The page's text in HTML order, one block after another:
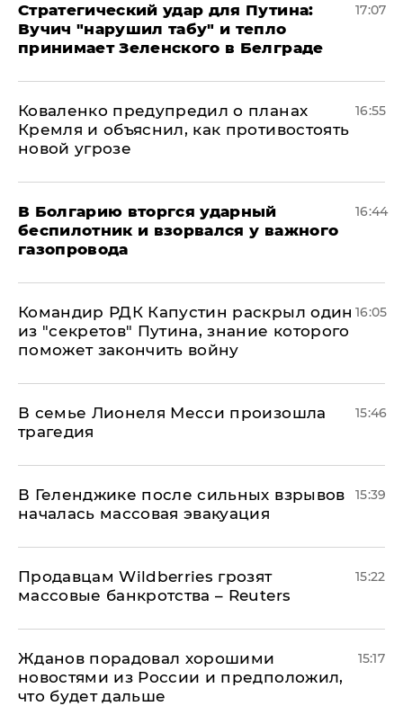
Стратегический удар для Путина:
Вучич "нарушил табу" и тепло
принимает Зеленского в Белграде
17:07
Коваленко предупредил о планах
Кремля и объяснил, как противостоять
новой угрозе
16:55
В Болгарию вторгся ударный
беспилотник и взорвался у важного
газопровода
16:44
Командир РДК Капустин раскрыл один
из "секретов" Путина, знание которого
поможет закончить войну
16:05
В семье Лионеля Месси произошла
трагедия
15:46
В Геленджике после сильных взрывов
началась массовая эвакуация
15:39
Продавцам Wildberries грозят
массовые банкротства – Reuters
15:22
Жданов порадовал хорошими
новостями из России и предположил,
что будет дальше
15:17